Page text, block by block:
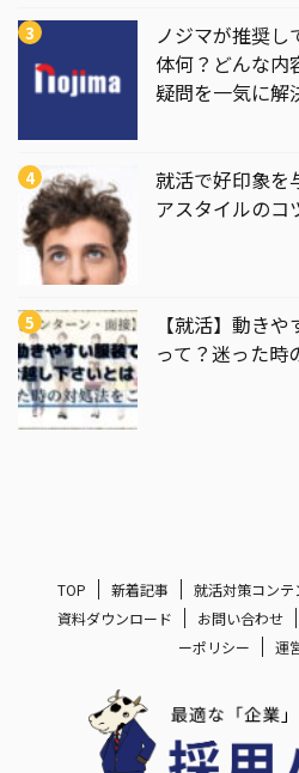
ノジマが推奨し
体何？どんな内
疑問を一気に解
就活で好印象を
アスタイルのコ
【就活】動き
って？迷った時
TOP 新着記事 就活対策コンテ
資料ダウンロード
お問い合わせ
ーポリシー
運